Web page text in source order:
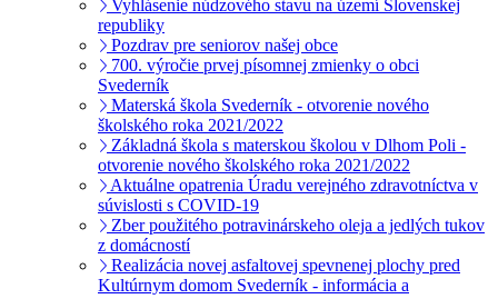
Vyhlásenie núdzového stavu na území Slovenskej
republiky
Pozdrav pre seniorov našej obce
700. výročie prvej písomnej zmienky o obci
Svederník
Materská škola Svederník - otvorenie nového
školského roka 2021/2022
Základná škola s materskou školou v Dlhom Poli -
otvorenie nového školského roka 2021/2022
Aktuálne opatrenia Úradu verejného zdravotníctva v
súvislosti s COVID-19
Zber použitého potravinárskeho oleja a jedlých tukov
z domácností
Realizácia novej asfaltovej spevnenej plochy pred
Kultúrnym domom Svederník - informácia a